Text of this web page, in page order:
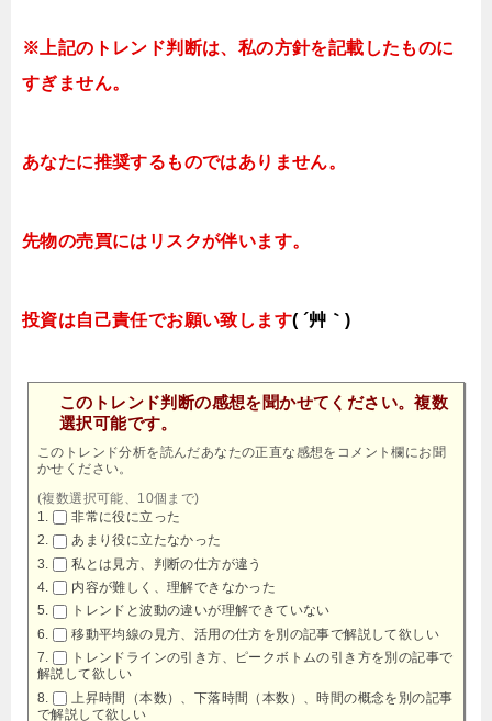
※上記のトレンド判断は、私の方針を記載したものに
すぎません。
あなたに推奨するものではありません。
先物の売買にはリスクが伴います。
投資は自己責任でお願い致します( ´艸｀)
このトレンド判断の感想を聞かせてください。複数
選択可能です。
このトレンド分析を読んだあなたの正直な感想をコメント欄にお聞
かせください。
(複数選択可能、10個まで)
非常に役に立った
あまり役に立たなかった
私とは見方、判断の仕方が違う
内容が難しく、理解できなかった
トレンドと波動の違いが理解できていない
移動平均線の見方、活用の仕方を別の記事で解説して欲しい
トレンドラインの引き方、ピークボトムの引き方を別の記事で
解説して欲しい
上昇時間（本数）、下落時間（本数）、時間の概念を別の記事
で解説して欲しい